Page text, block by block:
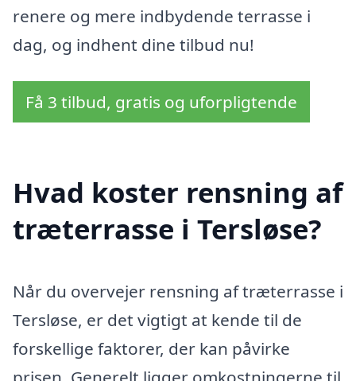
renere og mere indbydende terrasse i
dag, og indhent dine tilbud nu!
Få 3 tilbud, gratis og uforpligtende
Hvad koster rensning af
træterrasse i Tersløse?
Når du overvejer rensning af træterrasse i
Tersløse, er det vigtigt at kende til de
forskellige faktorer, der kan påvirke